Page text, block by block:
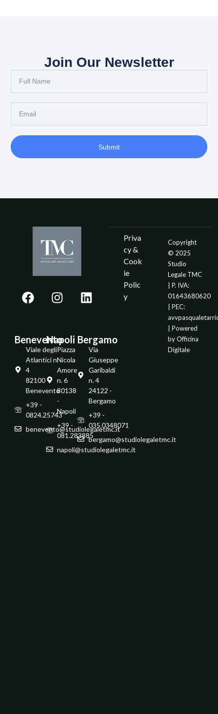
Join Our Newsletter
Submit
Benevento
Viale degli
Atlantici n.
4
82100 -
Benevento
+39 -
0824.25743
benevento@studiolegaletmc.it
Napoli
Piazza
Nicola
Amore
n. 6
80138
-
Napoli
+39 -
081.283885
napoli@studiolegaletmc.it
Bergamo
Via
Giuseppe
Garibaldi
n. 4
24122 -
Bergamo
+39 -
035.0348071
bergamo@studiolegaletmc.it
Priva
cy &
Cook
ie
Polic
y
Copyright
© 2025
Studio
Legale TMC
| P. IVA:
01643680620
| PEC:
| Powered
byOfficina
Digitale